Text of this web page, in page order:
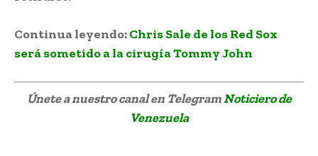
Continua leyendo:Chris Sale de los Red Sox
será sometido a la cirugía Tommy John
Únete a nuestro canal en TelegramNoticiero de
Venezuela